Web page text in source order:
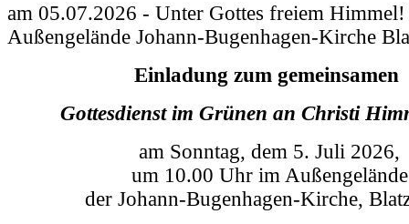
am 05.07.2026 - Unter Gottes freiem
Außengelände Johann-Bugenhagen-Kirche
Einladung zum gemeinsamen
Gottesdienst im Grünenan Christi
am Sonntag, dem 5. Juli 2026,
um 10.00 Uhr im Außengelände
der Johann-Bugenhagen-Kirche,